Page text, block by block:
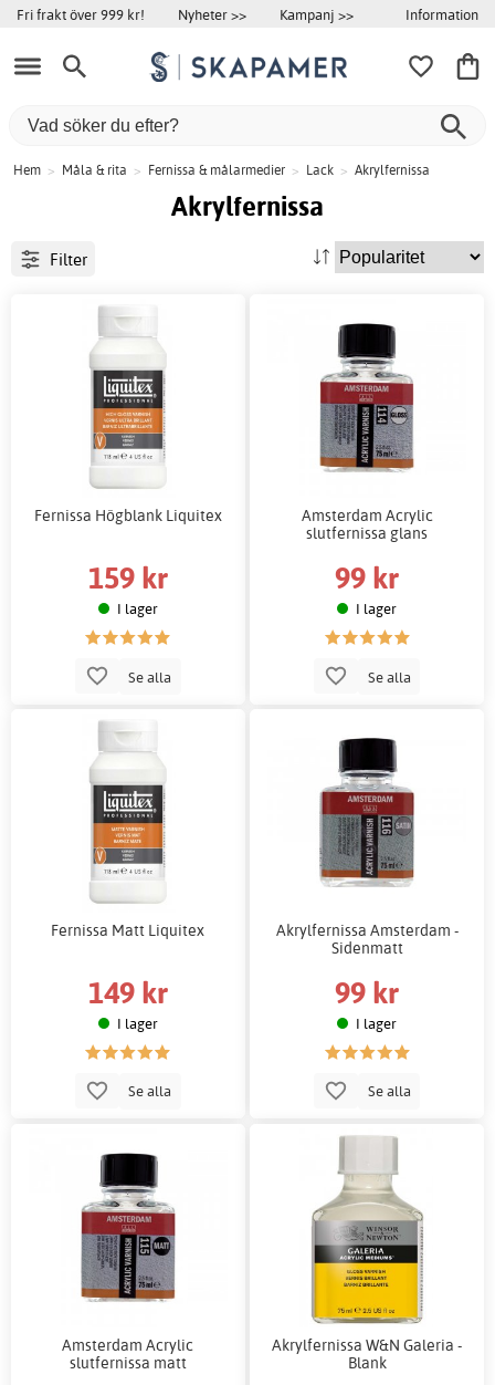
Fri frakt över 999 kr! Nyheter >> Kampanj >> Information
Hem > Måla & rita > Fernissa & målarmedier > Lack > Akrylfernissa
Akrylfernissa
Filter
Fernissa Högblank Liquitex
159 kr
I lager
Se alla
Amsterdam Acrylic
slutfernissa glans
99 kr
I lager
Se alla
Fernissa Matt Liquitex
149 kr
I lager
Se alla
Akrylfernissa Amsterdam -
Sidenmatt
99 kr
I lager
Se alla
Amsterdam Acrylic
slutfernissa matt
Akrylfernissa W&N Galeria -
Blank